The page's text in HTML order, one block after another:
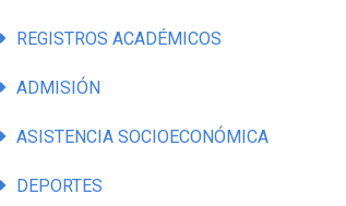
REGISTROS ACADÉMICOS
ADMISIÓN
ASISTENCIA SOCIOECONÓMICA
DEPORTES